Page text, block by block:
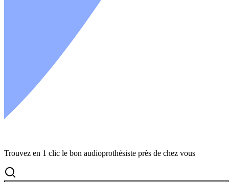
Trouvez en 1 clic le bon audioprothésiste près de chez vous